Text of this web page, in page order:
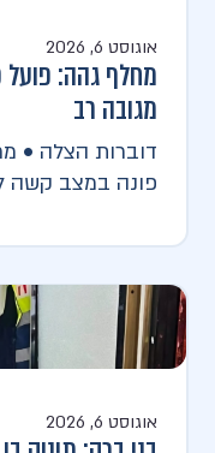
אוגוסט 6, 2026
מחלף גהה:
מגובה רב
דוברות הצלה •
פונה במצב קשה
אוגוסט 6, 2026